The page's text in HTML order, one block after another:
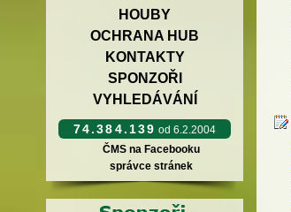
HOUBY
OCHRANA HUB
KONTAKTY
SPONZOŘI
VYHLEDÁVÁNÍ
74.384.139 od 6.2.2004
ČMS na Facebooku
správce stránek